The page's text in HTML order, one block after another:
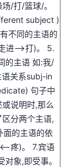
/打/篮球/。
subject )
不同的主语的
进–>打)。 5.
的主语 如:我/
关系subj-in
句子中
说明时,那么
分两个主语,
面的主语的依
疼)。 7.宾语
象,即受事。